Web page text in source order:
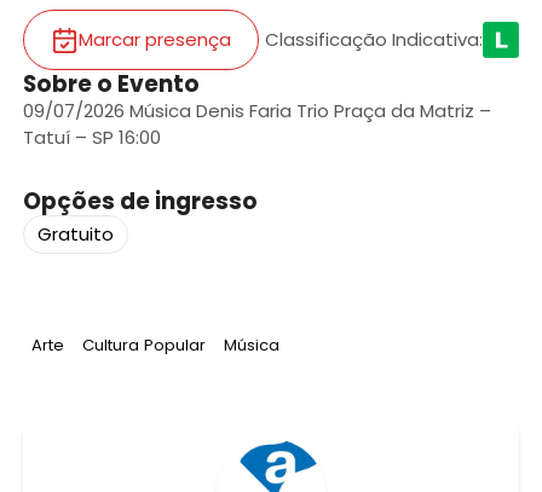
Marcar presença Classificação Indicativa:
Sobre o Evento
09/07/2026 Música Denis Faria Trio Praça da Matriz –
Tatuí – SP 16:00
Opções de ingresso
Gratuito
Tag:
Arte Tag:
Cultura Popular Tag:
Música